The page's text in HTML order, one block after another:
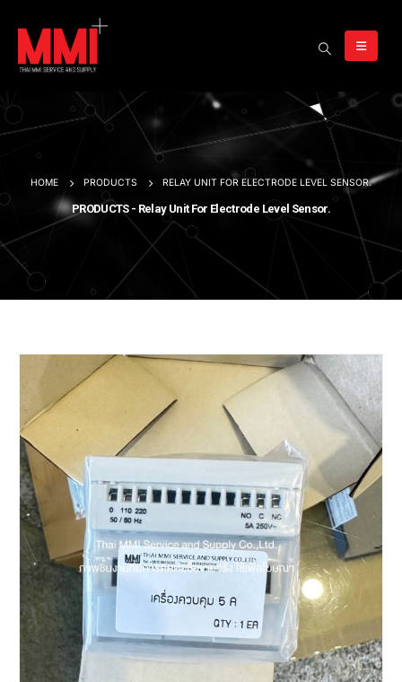
HOME PRODUCTS RELAY UNIT FOR ELECTRODE LEVEL SENSOR.
PRODUCTS - Relay Unit For Electrode Level Sensor.